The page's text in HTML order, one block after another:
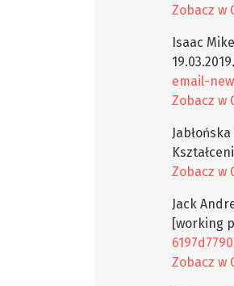
Zobacz w
Isaac
19.03.2019.
email-
Zobacz w
Zobacz w
Jack
[working
Zobacz w